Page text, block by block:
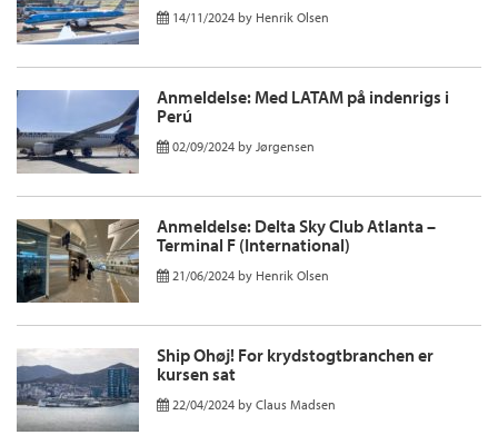
14/11/2024 by Henrik Olsen
Anmeldelse: Med LATAM på indenrigs i
Perú
02/09/2024 by Jørgensen
Anmeldelse: Delta Sky Club Atlanta –
Terminal F (International)
21/06/2024 by Henrik Olsen
Ship Ohøj! For krydstogtbranchen er
kursen sat
22/04/2024 by Claus Madsen